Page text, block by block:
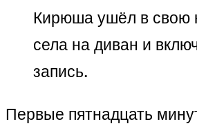
Кирюша ушёл в свою
села на диван и
запись.
Первые пятнадцать